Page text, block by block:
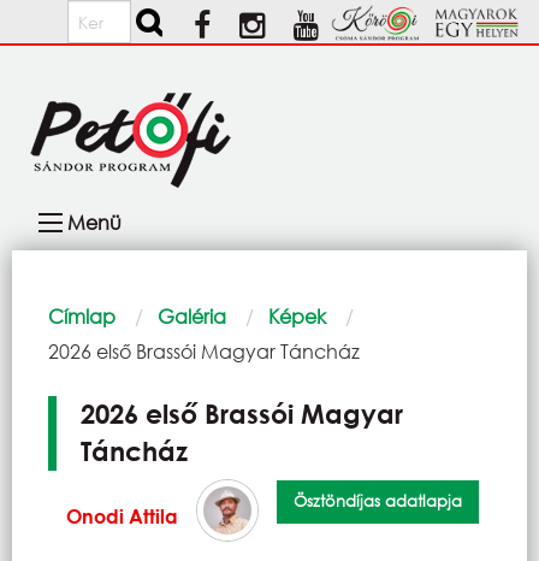
Ugrás a tartalomra
Keresés
navigáció
Menü
Morzsa
Címlap Galéria
Képek
Current:
2026 első Brassói Magyar Táncház
2026 első Brassói Magyar
Táncház
Onodi Attila
Ösztöndíjas adatlapja